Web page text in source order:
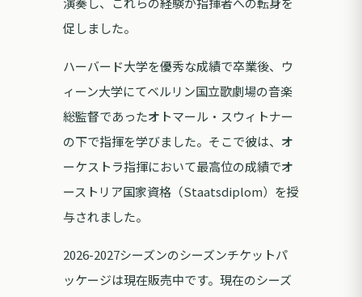
演奏し、これらの経験が指揮者への転身を
促しました。
ハーバード大学を優秀な成績で卒業後、ウ
ィーン大学にてベルリン国立歌劇場の音楽
総監督であったオトマール・スウィトナー
の下で指揮を学びました。そこで彼は、オ
ーケストラ指揮において最高位の成績でオ
ーストリア国家資格（Staatsdiplom）を授
与されました。
2026-2027シーズンのシーズンチケットパ
ッケージは現在販売中です。現在のシーズ